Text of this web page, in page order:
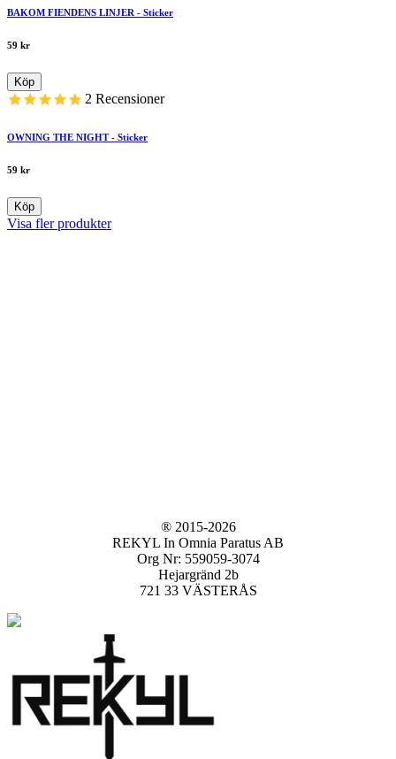
BAKOM FIENDENS LINJER - Sticker
59 kr
Köp
2 Recensioner
OWNING THE NIGHT - Sticker
59 kr
Köp
Visa fler produkter
® 2015-2026
REKYL In Omnia Paratus AB
Org Nr: 559059-3074
Hejargränd 2b
721 33 VÄSTERÅS